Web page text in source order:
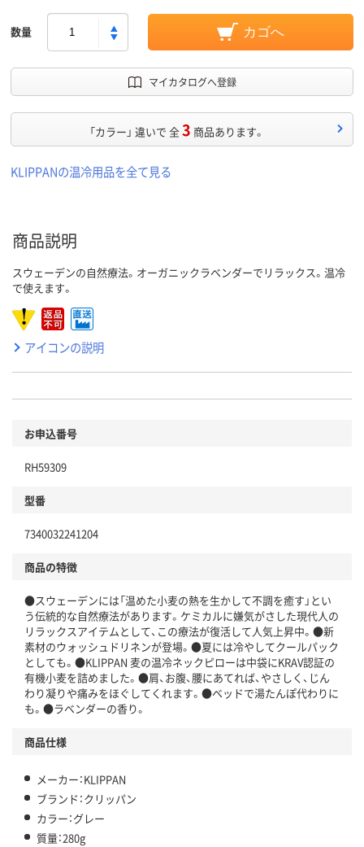
数量 カゴへ
マイカタログへ登録
「カラー」 違いで 全3 商品あります。
KLIPPANの温冷用品を全て見る
商品説明
スウェーデンの自然療法。オーガニックラベンダーでリラックス。温冷
で使えます。
アイコンの説明
お申込番号
RH59309
型番
7340032241204
商品の特徴
●スウェーデンには「温めた小麦の熱を生かして不調を癒す」とい
う伝統的な自然療法があります。ケミカルに嫌気がさした現代人の
リラックスアイテムとして、この療法が復活して人気上昇中。●新
素材のウォッシュドリネンが登場。●夏には冷やしてクールパック
としても。●KLIPPAN 麦の温冷ネックピローは中袋にKRAV認証の
有機小麦を詰めました。●肩、お腹、腰にあてれば、やさしく、じん
わり凝りや痛みをほぐしてくれます。●ベッドで湯たんぽ代わりに
も。●ラベンダーの香り。
商品仕様
メーカー：KLIPPAN
ブランド：クリッパン
カラー：グレー
質量：280g